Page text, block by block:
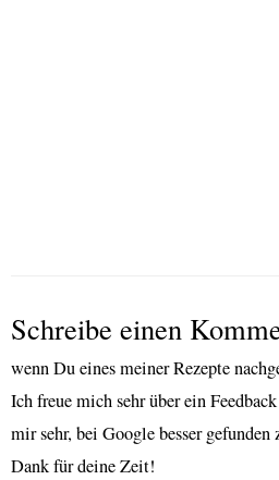
Schreibe einen
wenn Du eines meiner Rezepte
Ich freue mich sehr über ein
mir sehr, bei Google besser
Dank für deine Zeit!